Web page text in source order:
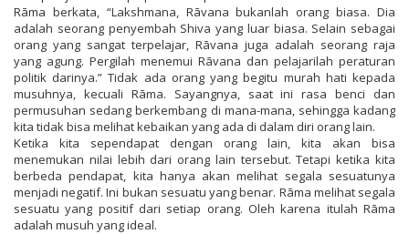
Rāma berkata, “Lakshmana, Rāvana bukanlah orang biasa. Dia
adalah seorang penyembah Shiva yang luar biasa. Selain sebagai
orang yang sangat terpelajar, Rāvana juga adalah seorang raja
yang agung. Pergilah menemui Rāvana dan pelajarilah peraturan
politik darinya.” Tidak ada orang yang begitu murah hati kepada
musuhnya, kecuali Rāma. Sayangnya, saat ini rasa benci dan
permusuhan sedang berkembang di mana-mana, sehingga kadang
kita tidak bisa melihat kebaikan yang ada di dalam diri orang lain.
Ketika kita sependapat dengan orang lain, kita akan bisa
menemukan nilai lebih dari orang lain tersebut. Tetapi ketika kita
berbeda pendapat, kita hanya akan melihat segala sesuatunya
menjadi negatif. Ini bukan sesuatu yang benar. Rāma melihat segala
sesuatu yang positif dari setiap orang. Oleh karena itulah Rāma
adalah musuh yang ideal.